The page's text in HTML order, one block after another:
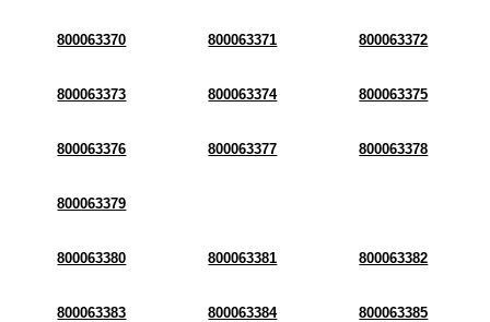
800063370 800063371 800063372
800063373 800063374 800063375
800063376 800063377 800063378
800063379
800063380 800063381 800063382
800063383 800063384 800063385